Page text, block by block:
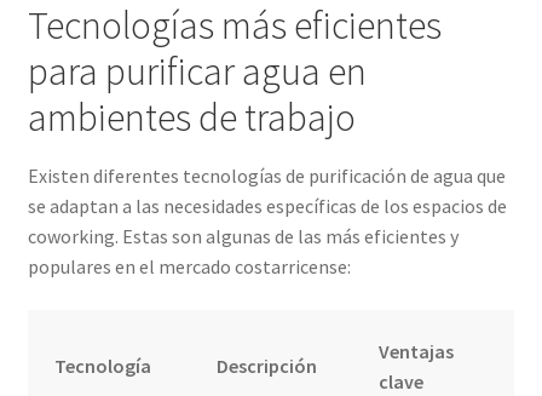
Tecnologías más eficientes
para purificar agua en
ambientes de trabajo
Existen diferentes tecnologías de purificación de agua que
se adaptan a las necesidades específicas de los espacios de
coworking. Estas son algunas de las más eficientes y
populares en el mercado costarricense:
Tecnología Descripción
Ventajas
clave